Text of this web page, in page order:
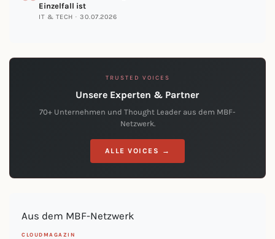
Einzelfall ist
IT & TECH · 30.07.2026
TRUSTED VOICES
Unsere Experten & Partner
70+ Unternehmen und Thought Leader aus dem MBF-
Netzwerk.
ALLE VOICES →
Aus dem MBF-Netzwerk
CLOUDMAGAZIN